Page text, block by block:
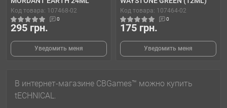
Код товара: 107468-02
0
295 грн.
Уведомить меня
Код товара: 107464-02
0
175 грн.
Уведомить меня
В интернет-магазине CBGames™ можно купить
tECHNICAL.